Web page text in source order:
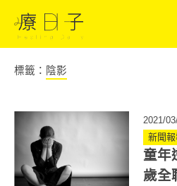
標籤： 陰影
2021/
新聞
童年
歲全